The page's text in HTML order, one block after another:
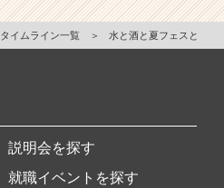
タイムライン一覧 ＞ 水と酒と夏フェスと
説明会を探す
就職イベントを探す